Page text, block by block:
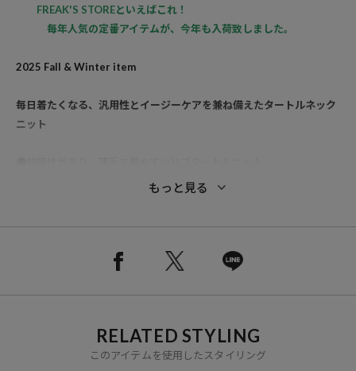
FREAK'S STOREといえばこれ！
毎年人気の定番アイテムが、今年も入荷致しました。
2025 Fall & Winter item
毎日着たくなる、汎用性とイージーケアを兼ね備えたタートルネック
ニット
●アクセントになる長めの袖丈がデザインポイント
●ご自宅でお洗濯可能でイージーケアなのも魅力的
もっと見る
RELATED STYLING
このアイテムを使用したスタイリング